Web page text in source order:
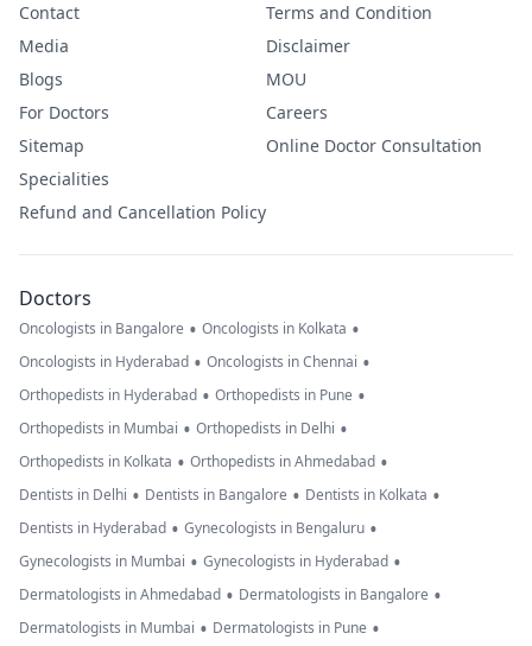
Contact
Media
Blogs
For Doctors
Sitemap
Specialities
Refund and Cancellation Policy
Terms and Condition
Disclaimer
MOU
Careers
Online Doctor Consultation
Doctors
Oncologists in Bangalore • Oncologists in Kolkata •
Oncologists in Hyderabad • Oncologists in Chennai •
Orthopedists in Hyderabad • Orthopedists in Pune •
Orthopedists in Mumbai • Orthopedists in Delhi •
Orthopedists in Kolkata • Orthopedists in Ahmedabad •
Dentists in Delhi • Dentists in Bangalore • Dentists in Kolkata •
Dentists in Hyderabad • Gynecologists in Bengaluru •
Gynecologists in Mumbai • Gynecologists in Hyderabad •
Dermatologists in Ahmedabad • Dermatologists in Bangalore •
Dermatologists in Mumbai • Dermatologists in Pune •